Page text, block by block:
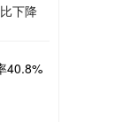
下降